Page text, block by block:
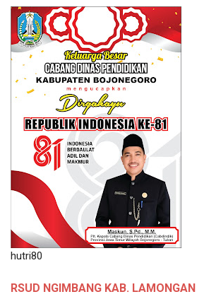
hutri80
RSUD NGIMBANG KAB. LAMONGAN